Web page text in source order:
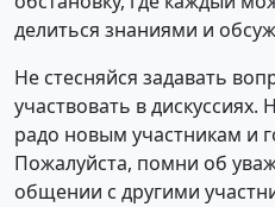
делиться знаниями и
Не стесняйся задавать
участвовать в
радо новым участникам и
Пожалуйста, помни об
общении с другими